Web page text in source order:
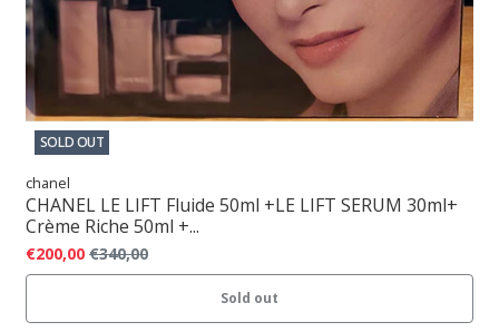
SOLD OUT
chanel
CHANEL LE LIFT Fluide 50ml +LE LIFT SERUM 30ml+
Crème Riche 50ml +...
€200,00 €340,00
Sold out